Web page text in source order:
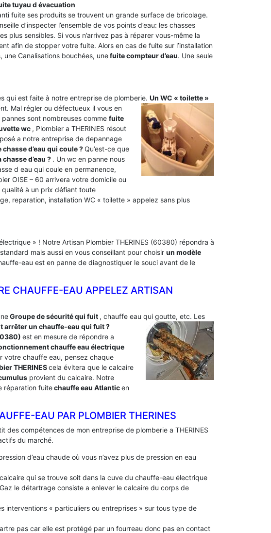
tuyau d évacuation
fuite ses produits se trouvent un grande surface de bricolage.
d’inspecter l’ensemble de vos points d’eau: les chasses
plus sensibles. Si vous n’arrivez pas à réparer vous-même la
afin de stopper votre fuite. Alors en cas de fuite sur l’installation
Canalisations bouchées, unefuite compteur d’eau. Une seule
qui est faite à notre entreprise de plomberie. Un WC « toilette »
Mal régler ou défectueux il vous en
sont nombreuses comme fuite
wc , Plombier a THERINES résout
a notre entreprise de depannage
d’eau qui coule ?Qu’est-ce que
d’eau ? . Un wc en panne nous
d eau qui coule en permanence,
OISE – 60 arrivera votre domicile ou
qualité à un prix défiant toute
reparation, installation WC « toilette » appelez sans plus
» ! Notre Artisan Plombier THERINES (60380) répondra à
mais aussi en vous conseillant pour choisir un modèle
eau est en panne de diagnostiquer le souci avant de le
CHAUFFE-EAU APPELEZ ARTISAN
Groupe de sécurité qui fuit , chauffe eau qui goutte, etc. Les
arrêter un chauffe-eau qui fuit ?
est en mesure de répondre a
chauffe eau électrique
votre chauffe eau, pensez chaque
THERINEScela évitera que le calcaire
provient du calcaire. Notre
réparation fuitechauffe eau Atlanticen
EAU PAR PLOMBIER THERINES
des compétences de mon entreprise de plomberie a THERINES
du marché.
d’eau chaude où vous n’avez plus de pression en eau
qui se trouve soit dans la cuve du chauffe-eau électrique
le détartrage consiste a enlever le calcaire du corps de
interventions « particuliers ou entreprises » sur tous type de
pas car elle est protégé par un fourreau donc pas en contact